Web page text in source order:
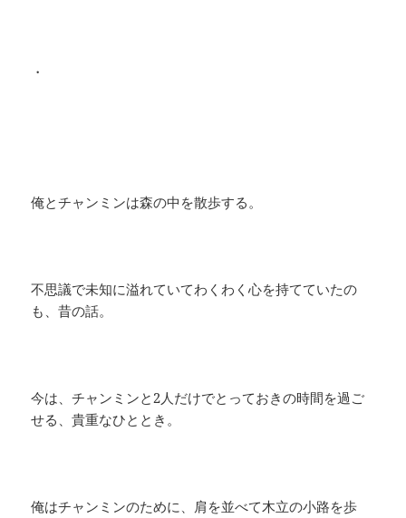
・
俺とチャンミンは森の中を散歩する。
不思議で未知に溢れていてわくわく心を持てていたの
も、昔の話。
今は、チャンミンと2人だけでとっておきの時間を過ご
せる、貴重なひととき。
俺はチャンミンのために、肩を並べて木立の小路を歩